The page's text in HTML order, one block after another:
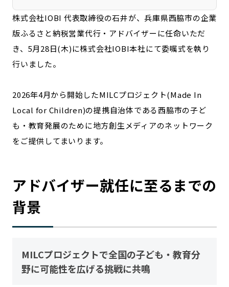
山口エリア
徳島エリア
香川エリア
愛媛エリア
高知エリア
福岡エリア
佐賀エリア
宮崎エリア
鹿児島エリア
沖縄エリア
特集コンテンツ
地域を代表する 企業100選
プレスリリース
行政連携記事
MILCプロジェクト
Localist
SDGsの先駆者
地域豆知識
ニッポンの百選大全集
Sporkle
株式会社IOBI 代表取締役の石井が、兵庫県西脇市の企業
版ふるさと納税営業代行・アドバイザーに任命いただ
き、5月28日(木)に株式会社IOBI本社にて委嘱式を執り
行いました。
2026年4月から開始したMILCプロジェクト(Made In
Local for Children)の提携自治体である西脇市の子ど
も・教育発展のために地方創生メディアのネットワーク
をご提供してまいります。
アドバイザー就任に至るまでの
背景
MILCプロジェクトで全国の子ども・教育分
野に可能性を広げる挑戦に共鳴